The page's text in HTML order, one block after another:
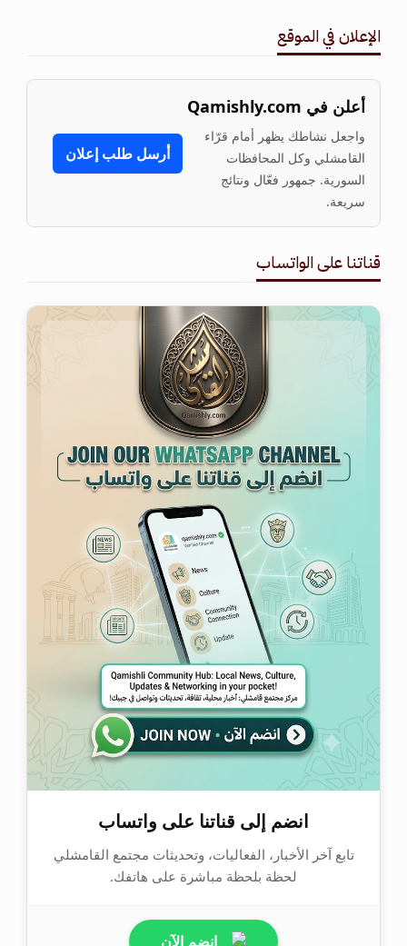
الإعلان في الموقع
أعلن في Qamishly.com
واجعل نشاطك يظهر أمام قرّاء
القامشلي وكل المحافظات
السورية. جمهور فعّال ونتائج
سريعة.
أرسل طلب إعلان
قناتنا على الواتساب
انضم إلى قناتنا على واتساب
تابع آخر الأخبار، الفعاليات، وتحديثات مجتمع القامشلي
لحظة بلحظة مباشرة على هاتفك.
انضم الآن